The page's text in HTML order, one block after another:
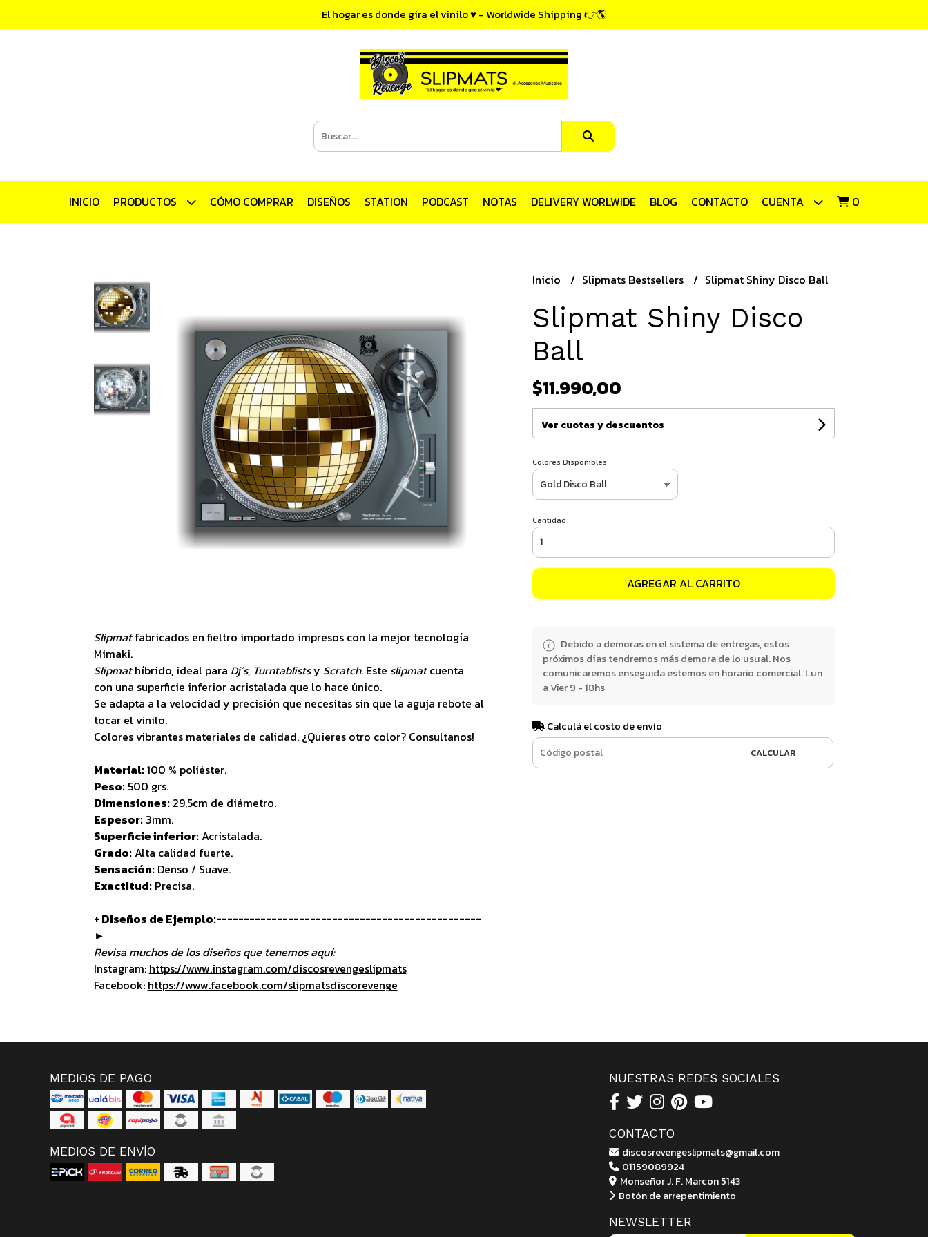
El hogar es donde gira el vinilo ♥ - Worldwide Shipping 👉🌎
INICIO PRODUCTOS CÓMO COMPRAR DISEÑOS STATION PODCAST NOTAS DELIVERY WORLWIDE BLOG CONTACTO CUENTA 0
Slipmatfabricados en fieltro importado impresos con la mejor tecnología
Mimaki.
Slipmathíbrido, ideal para Dj´s, Turntablistsy Scratch. Este slipmatcuenta
con una superficie inferior acristalada que lo hace único.
Se adapta a la velocidad y precisión que necesitas sin que la aguja rebote al
tocar el vinilo.
Colores vibrantes materiales de calidad. ¿Quieres otro color? Consultanos!
Material:100 % poliéster.
Peso:500 grs.
Dimensiones:29,5cm de diámetro.
Espesor:3mm.
Superficie inferior:Acristalada.
Grado:Alta calidad fuerte.
Sensación:Denso / Suave.
Exactitud:Precisa.
+ Diseños de Ejemplo:------------------------------------------------
►
Revisa muchos de los diseños que tenemos aquí:
Instagram: https://www.instagram.com/discosrevengeslipmats
Facebook: https://www.facebook.com/slipmatsdiscorevenge
Inicio Slipmats Bestsellers Slipmat Shiny Disco Ball
Slipmat Shiny Disco
Ball
$11.990,00
Ver cuotas y descuentos
Colores Disponibles
Cantidad
AGREGAR AL CARRITO
Debido a demoras en el sistema de entregas, estos
próximos días tendremos más demora de lo usual. Nos
comunicaremos enseguida estemos en horario comercial. Lun
a Vier 9 - 18hs
Calculá el costo de envío
CALCULAR
MEDIOS DE PAGO
MEDIOS DE ENVÍO
NUESTRAS REDES SOCIALES
CONTACTO
discosrevengeslipmats@gmail.com
01159089924
Monseñor J. F. Marcon 5143
Botón de arrepentimiento
NEWSLETTER